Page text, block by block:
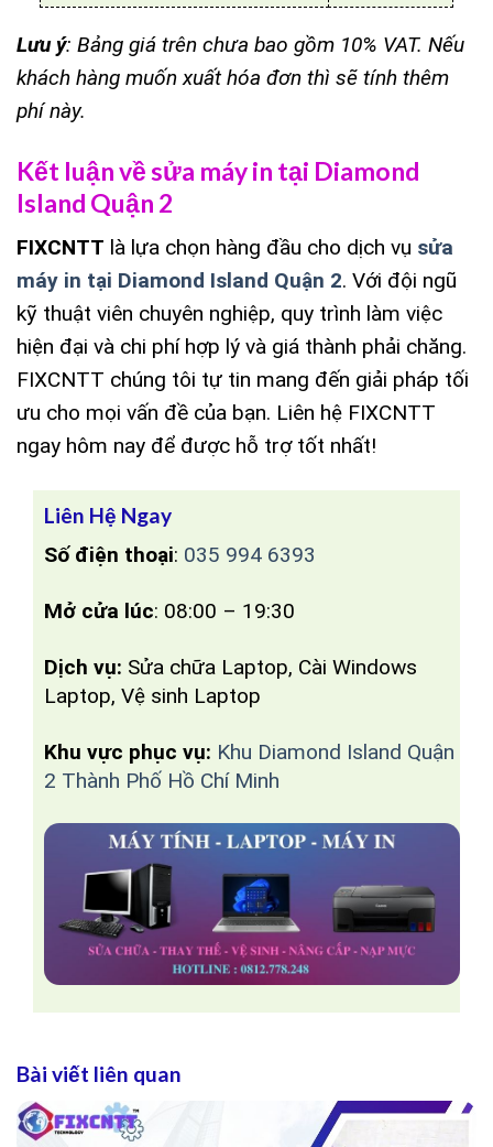
Lưu ý: Bảng giá trên chưa bao gồm 10% VAT. Nếu
khách hàng muốn xuất hóa đơn thì sẽ tính thêm
phí này.
Kết luận về sửa máy in tại Diamond
Island Quận 2
FIXCNTT là lựa chọn hàng đầu cho dịch vụ sửa
máy in tại Diamond Island Quận 2. Với đội ngũ
kỹ thuật viên chuyên nghiệp, quy trình làm việc
hiện đại và chi phí hợp lý và giá thành phải chăng.
FIXCNTT chúng tôi tự tin mang đến giải pháp tối
ưu cho mọi vấn đề của bạn. Liên hệ FIXCNTT
ngay hôm nay để được hỗ trợ tốt nhất!
Liên Hệ Ngay
Số điện thoại: 035 994 6393
Mở cửa lúc: 08:00 – 19:30
Dịch vụ: Sửa chữa Laptop, Cài Windows
Laptop, Vệ sinh Laptop
Khu vực phục vụ: Khu Diamond Island Quận
2 Thành Phố Hồ Chí Minh
Bài viết liên quan